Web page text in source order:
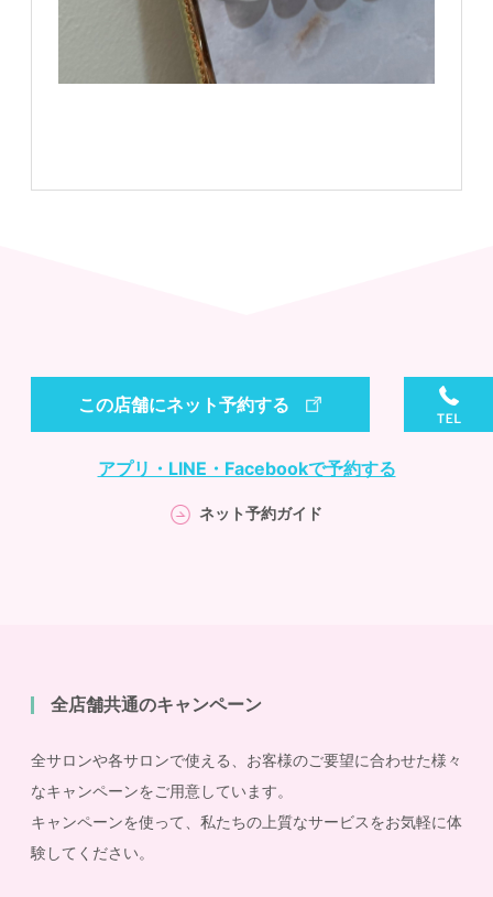
この店舗にネット予約する
アプリ・LINE・Facebookで予約する
ネット予約ガイド
全店舗共通のキャンペーン
全サロンや各サロンで使える、お客様のご要望に合わせた様々
なキャンペーンをご用意しています。
キャンペーンを使って、私たちの上質なサービスをお気軽に体
験してください。